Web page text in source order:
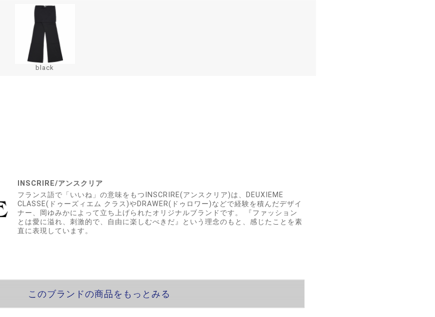
black
INSCRIRE/アンスクリア
フランス語で「いいね」の意味をもつINSCRIRE(アンスクリア)は、DEUXIEME
CLASSE(ドゥーズィエム クラス)やDRAWER(ドゥロワー)などで経験を積んだデザイ
ナー、岡ゆみかによって立ち上げられたオリジナルブランドです。 『ファッション
とは愛に溢れ、刺激的で、自由に楽しむべきだ』という理念のもと、感じたことを素
直に表現しています。
このブランドの商品をもっとみる